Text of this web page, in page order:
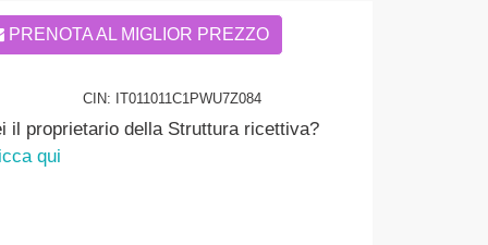
PRENOTA AL MIGLIOR PREZZO
CIN: IT011011C1PWU7Z084
il proprietario della Struttura ricettiva?
qui